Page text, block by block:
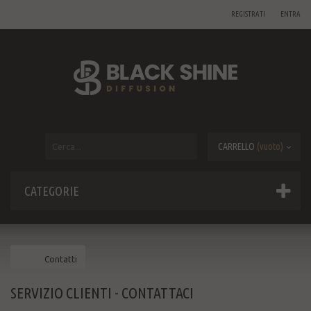
ENTRA
REGISTRATI
CARRELLO (vuoto)
CATEGORIE
Contatti
SERVIZIO CLIENTI - CONTATTACI